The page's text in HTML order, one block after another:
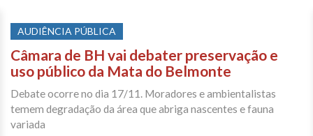
AUDIÊNCIA PÚBLICA
Câmara de BH vai debater preservação e
uso público da Mata do Belmonte
Debate ocorre no dia 17/11. Moradores e ambientalistas
temem degradação da área que abriga nascentes e fauna
variada